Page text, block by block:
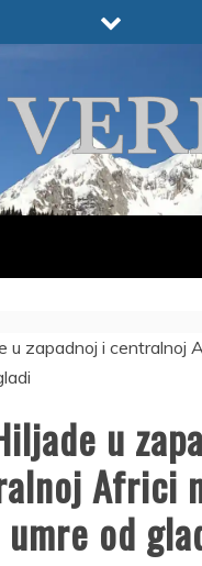
u
Africi
od